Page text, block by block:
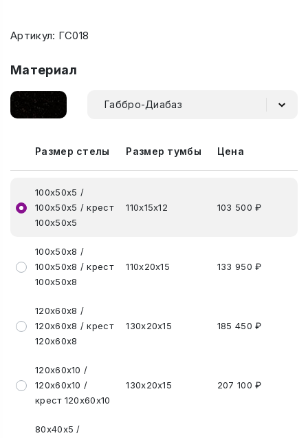
Артикул: ГС018
Материал
Габбро-Диабаз
Размер стелы Размер тумбы Цена
100х50х5 /
100х50х5 / крест
100х50х5
110х15х12 103 500 ₽
100х50х8 /
100х50х8 / крест
100х50х8
110х20х15 133 950 ₽
120х60х8 /
120х60х8 / крест
120х60х8
130х20х15 185 450 ₽
120х60х10 /
120х60х10 /
крест 120х60х10
130х20х15 207 100 ₽
80х40х5 /